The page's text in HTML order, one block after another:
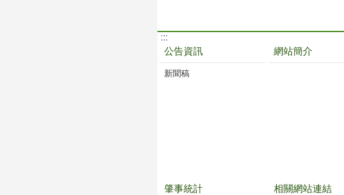
:::
公告資訊
新聞稿
網站簡介
肇事統計 相關網站連結